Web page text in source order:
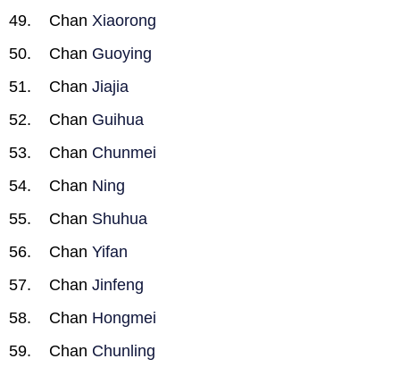
Chan Xiaorong
Chan Guoying
Chan Jiajia
Chan Guihua
Chan Chunmei
Chan Ning
Chan Shuhua
Chan Yifan
Chan Jinfeng
Chan Hongmei
Chan Chunling